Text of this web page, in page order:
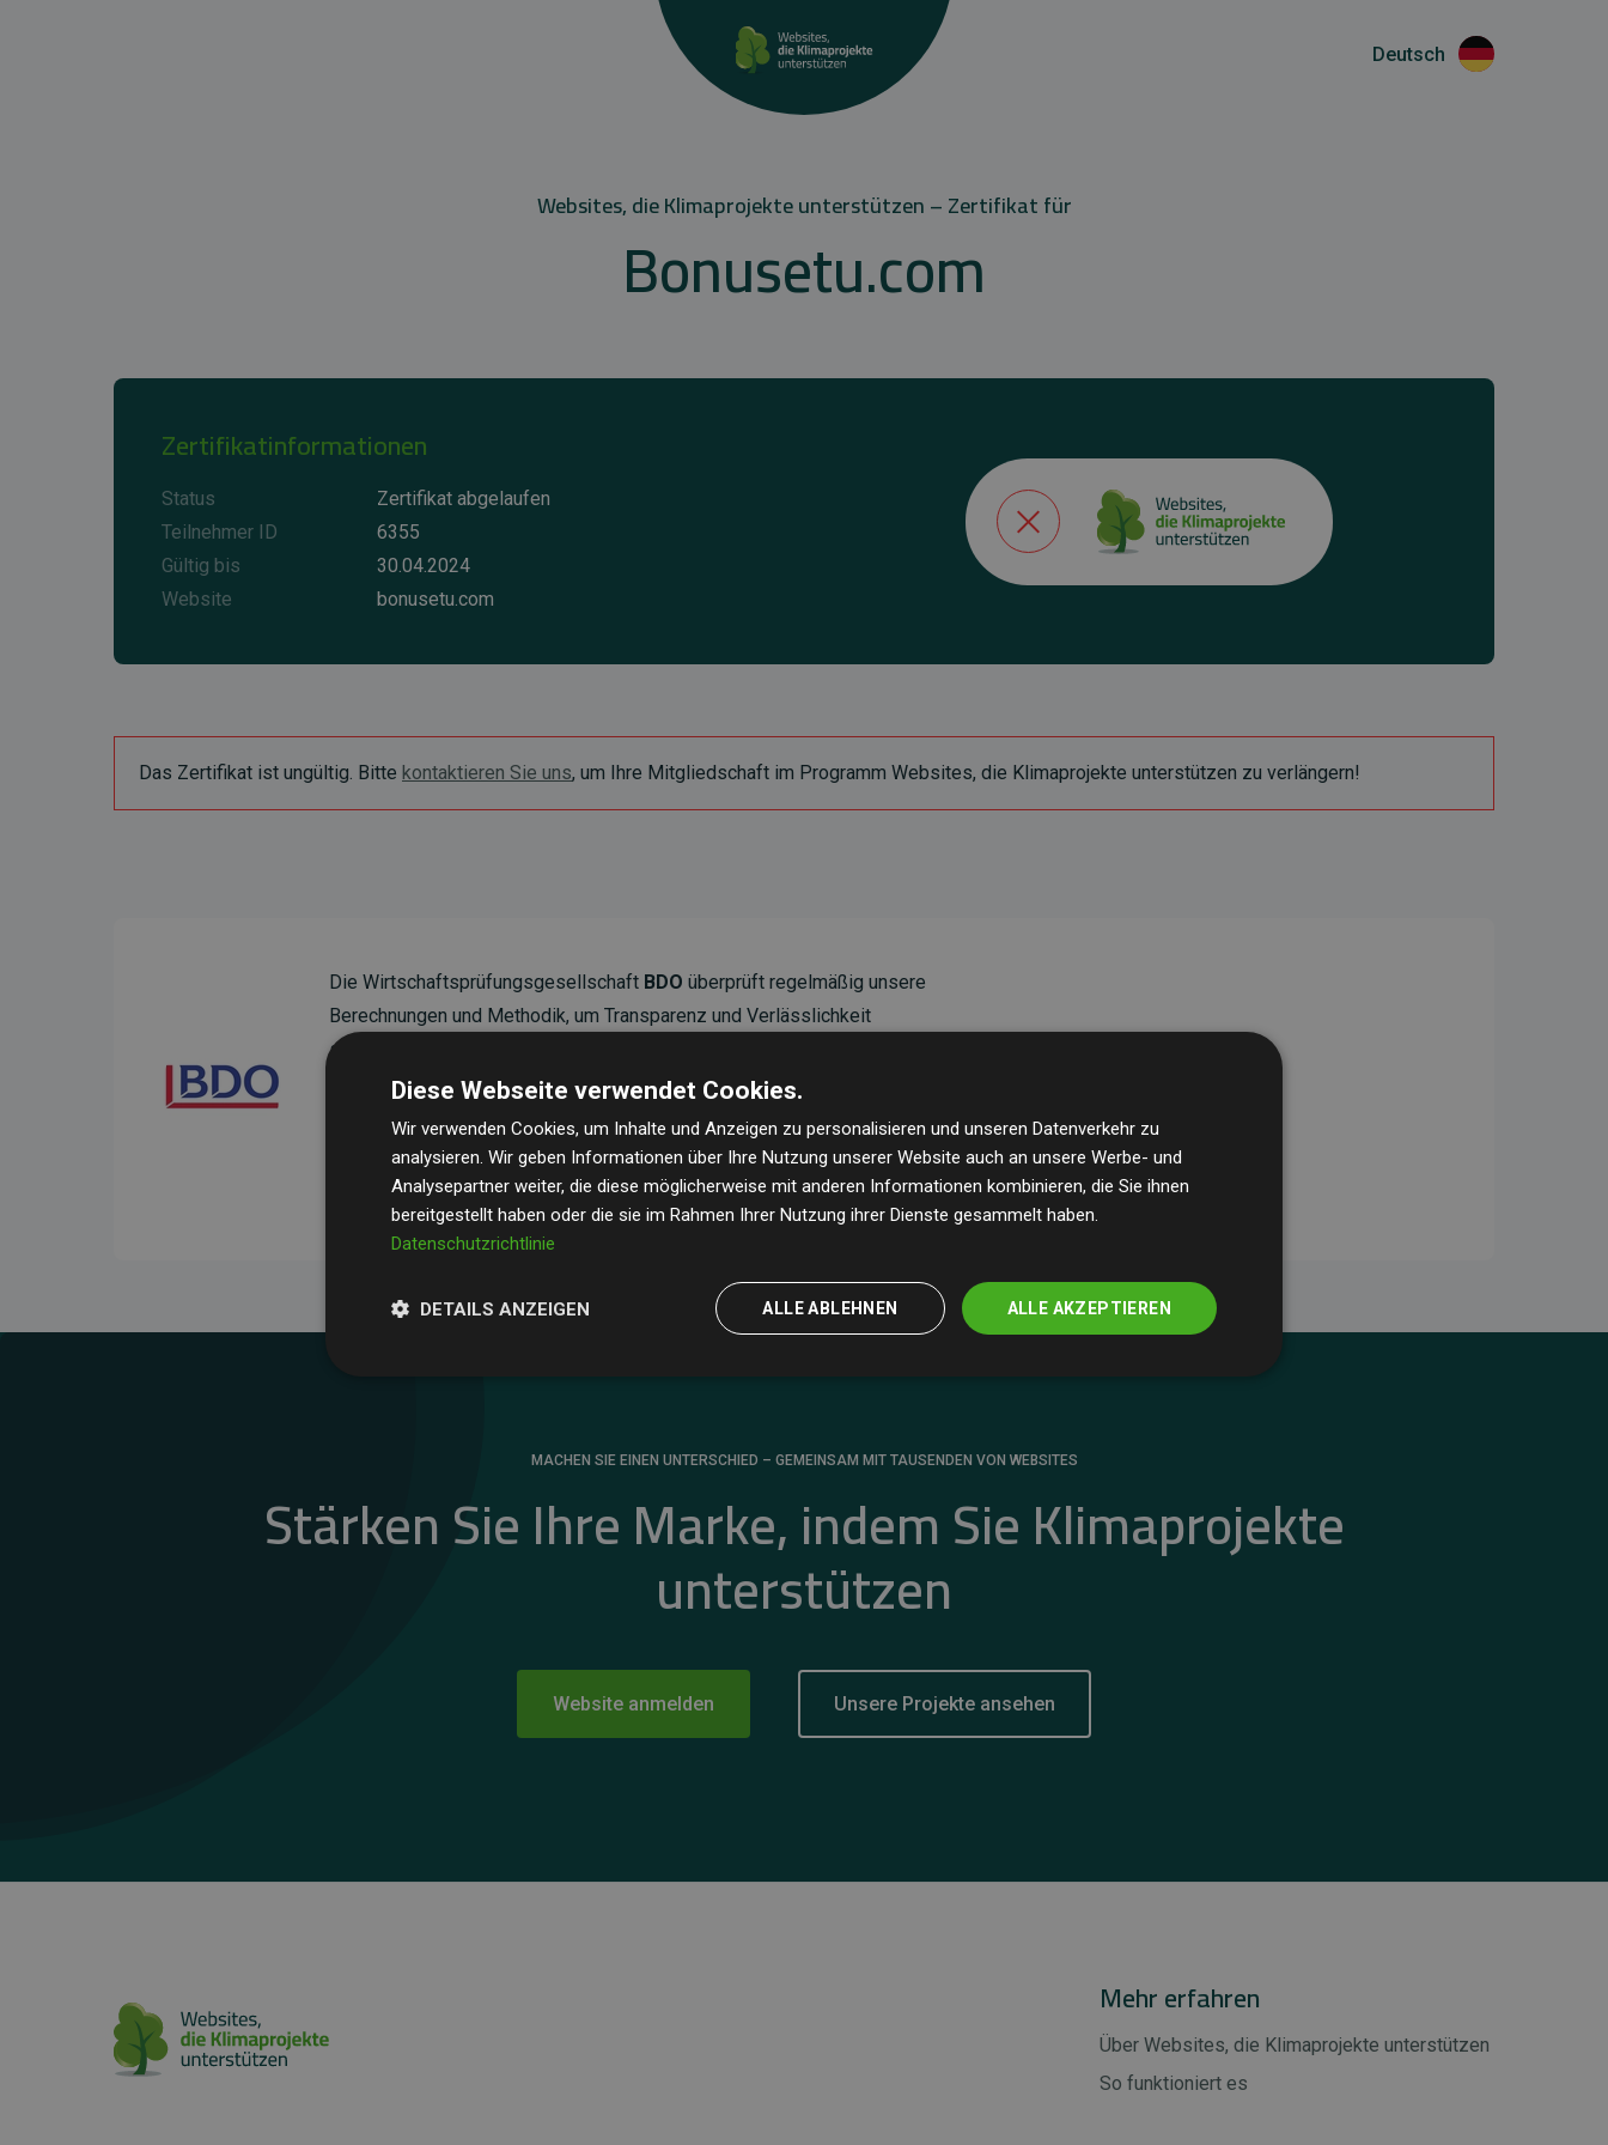
Deutsch
Websites, die Klimaprojekte unterstützen – Zertifikat für
Bonusetu.com
Zertifikatinformationen
Status
Zertifikat abgelaufen
Teilnehmer ID
6355
Gültig bis
30.04.2024
Website
bonusetu.com
Das Zertifikat ist ungültig. Bitte kontaktieren Sie uns, um Ihre Mitgliedschaft im Programm Websites, die Klimaprojekte unterstützen zu verlängern!
Die Wirtschaftsprüfungsgesellschaft BDO überprüft regelmäßig unsere
Berechnungen und Methodik, um Transparenz und Verlässlichkeit
sicherzustellen.
Ihre Prüfungen belegen, dass unsere Investitionen in Klimaschutzprojekte im
Durchschnitt200 % der geschätzten CO₂-Emissionender teilnehmenden
Websites kompensieren – ein klarer Nachweis für die messbare Klimawirkung
unseres Ansatzes.
MACHEN SIE EINEN UNTERSCHIED – GEMEINSAM MIT TAUSENDEN VON WEBSITES
Stärken Sie Ihre Marke, indem Sie Klimaprojekte
unterstützen
Website anmelden Unsere Projekte ansehen
Mehr erfahren
Über Websites, die Klimaprojekte unterstützen
So funktioniert es
Diese Webseite verwendet Cookies.
Wir verwenden Cookies, um Inhalte und Anzeigen zu personalisieren und unseren Datenverkehr zu
analysieren. Wir geben Informationen über Ihre Nutzung unserer Website auch an unsere Werbe- und
Analysepartner weiter, die diese möglicherweise mit anderen Informationen kombinieren, die Sie ihnen
bereitgestellt haben oder die sie im Rahmen Ihrer Nutzung ihrer Dienste gesammelt haben.
Datenschutzrichtlinie
ALLE AKZEPTIEREN
ALLE ABLEHNEN
DETAILS ANZEIGEN